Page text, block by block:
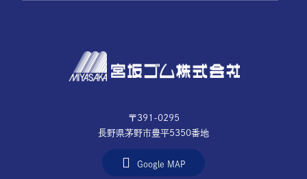
〒391-0295
長野県茅野市豊平5350番地
Google MAP